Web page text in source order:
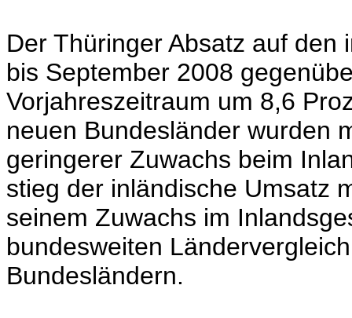
Der Thüringer Absatz auf
bis September 2008
Vorjahreszeitraum um 8,6
neuen Bundesländer wurden
geringerer Zuwachs beim
stieg der inländische Umsatz
seinem Zuwachs im
bundesweiten
Bundesländern.